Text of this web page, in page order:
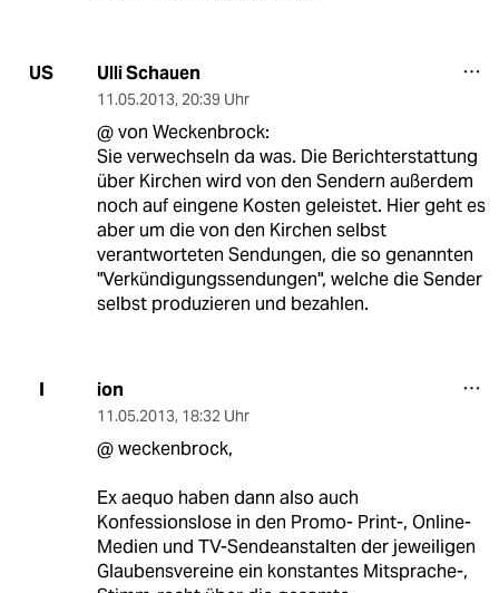
US Ulli Schauen
11.05.2013, 20:39 Uhr
@ von Weckenbrock:
Sie verwechseln da was. Die Berichterstattung
über Kirchen wird von den Sendern außerdem
noch auf eingene Kosten geleistet. Hier geht es
aber um die von den Kirchen selbst
verantworteten Sendungen, die so genannten
"Verkündigungssendungen", welche die Sender
selbst produzieren und bezahlen.
I ion
11.05.2013, 18:32 Uhr
@ weckenbrock,
Ex aequo haben dann also auch
Konfessionslose in den Promo- Print-, Online-
Medien und TV-Sendeanstalten der jeweiligen
Glaubensvereine ein konstantes Mitsprache-,